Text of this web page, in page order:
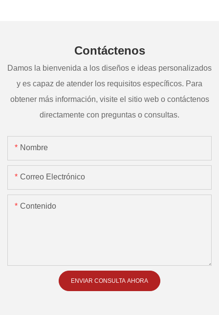
Contáctenos
Damos la bienvenida a los diseños e ideas personalizados
y es capaz de atender los requisitos específicos. Para
obtener más información, visite el sitio web o contáctenos
directamente con preguntas o consultas.
Nombre
Correo Electrónico
Contenido
ENVIAR CONSULTA AHORA